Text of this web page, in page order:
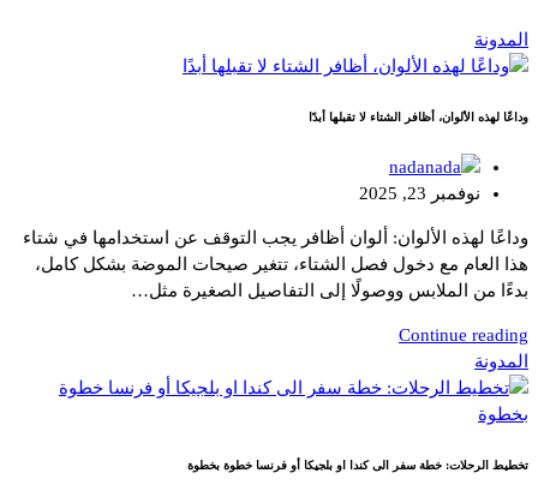
المدونة
وداعًا لهذه الألوان، أظافر الشتاء لا تقبلها أبدًا
nada
نوفمبر 23, 2025
وداعًا لهذه الألوان: ألوان أظافر يجب التوقف عن استخدامها في شتاء
هذا العام مع دخول فصل الشتاء، تتغير صيحات الموضة بشكل كامل،
بدءًا من الملابس ووصولًا إلى التفاصيل الصغيرة مثل…
Continue reading
المدونة
تخطيط الرحلات: خطة سفر الى كندا او بلجيكا أو فرنسا خطوة بخطوة